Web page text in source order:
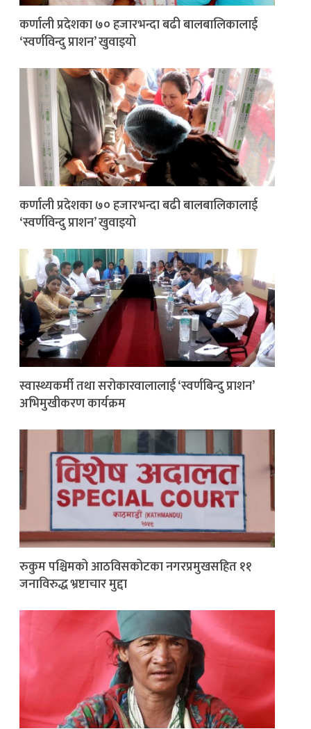
कर्णाली प्रदेशका ७० हजारभन्दा बढी बालबालिकालाई
‘स्वर्णविन्दु प्राशन’ खुवाइयो
कर्णाली प्रदेशका ७० हजारभन्दा बढी बालबालिकालाई
‘स्वर्णविन्दु प्राशन’ खुवाइयो
स्वास्थ्यकर्मी तथा सरोकारवालालाई ‘स्वर्णबिन्दु प्राशन’
अभिमुखीकरण कार्यक्रम
रुकुम पश्चिमको आठविसकोटका नगरप्रमुखसहित ११
जनाविरुद्ध भ्रष्टाचार मुद्दा